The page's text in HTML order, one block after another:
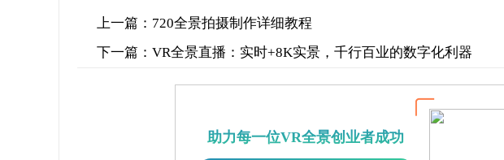
上一篇： 720全景拍摄制作详细教程
下一篇： VR全景直播：实时+8K实景，千行百业的数字化利器
助力每一位VR全景创业者成功